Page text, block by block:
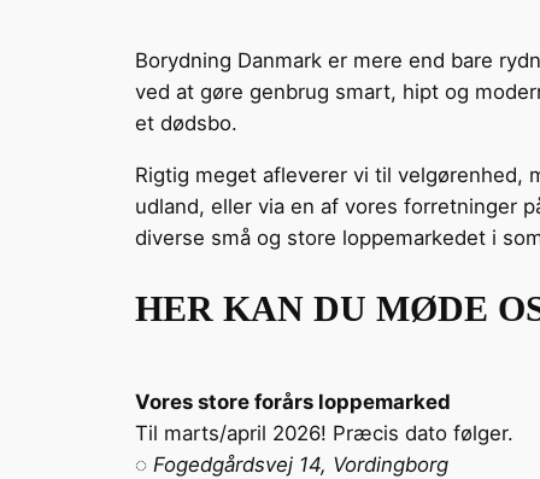
Borydning Danmark er mere end bare
ved at gøre genbrug smart, hipt og
et dødsbo.
Rigtig meget afleverer vi til velgørenhed,
udland, eller via en af vores forretninger
diverse små og store loppemarkedet i
HER KAN DU MØDE
Vores store forårs loppemarked
Til marts/april 2026! Præcis dato følger.
◌ Fogedgårdsvej 14, Vordingborg